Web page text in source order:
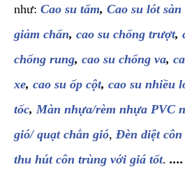
như: Cao su tấm, Cao su lót
giảm chấn, cao su chống trượt,
chống rung, cao su chống va,
xe, cao su ốp cột, cao su nhiều
tốc, Màn nhựa/rèm nhựa PVC
gió/ quạt chắn gió, Đèn diệt
thu hút côn trùng với giá tốt. ....